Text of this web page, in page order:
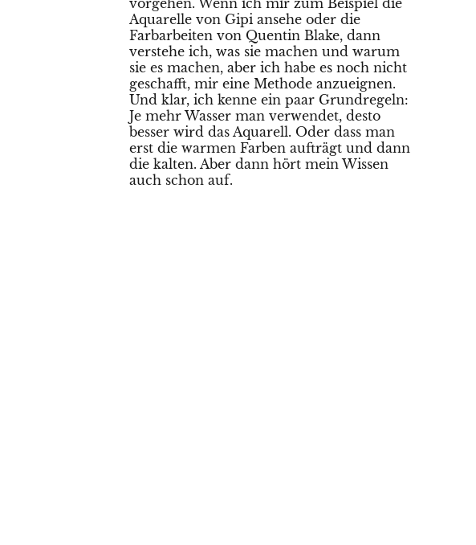
Aquarelle von Gipi ansehe oder die
Farbarbeiten von Quentin Blake, dann
verstehe ich, was sie machen und warum
sie es machen, aber ich habe es noch nicht
geschafft, mir eine Methode anzueignen.
Und klar, ich kenne ein paar Grundregeln:
Je mehr Wasser man verwendet, desto
besser wird das Aquarell. Oder dass man
erst die warmen Farben aufträgt und dann
die kalten. Aber dann hört mein Wissen
auch schon auf.